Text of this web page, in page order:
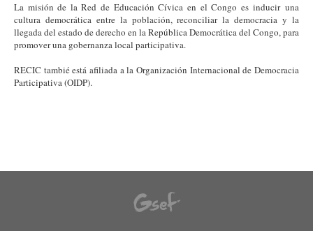
La misión de la Red de Educación Cívica en el Congo es inducir una
cultura democrática entre la población, reconciliar la democracia y la
llegada del estado de derecho en la República Democrática del Congo, para
promover una gobernanza local participativa.
RECIC tambié está afiliada a la Organización Internacional de Democracia
Participativa (OIDP).